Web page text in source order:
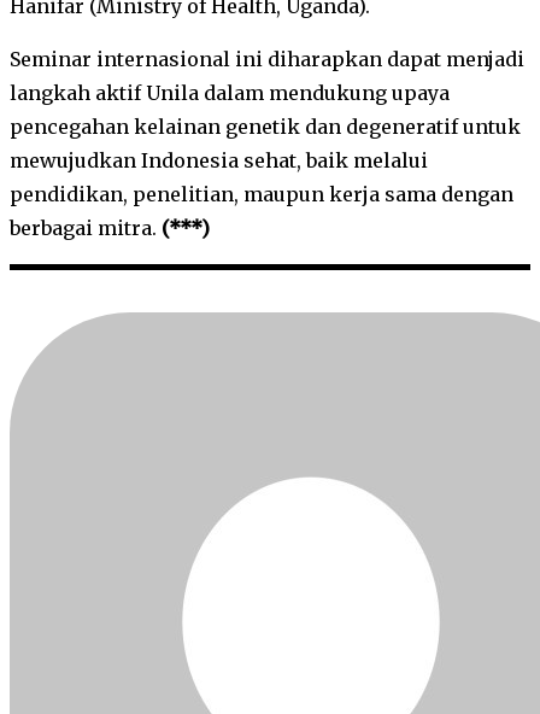
Hanifar (Ministry of Health, Uganda).
Seminar internasional ini diharapkan dapat menjadi
langkah aktif Unila dalam mendukung upaya
pencegahan kelainan genetik dan degeneratif untuk
mewujudkan Indonesia sehat, baik melalui
pendidikan, penelitian, maupun kerja sama dengan
berbagai mitra. (***)